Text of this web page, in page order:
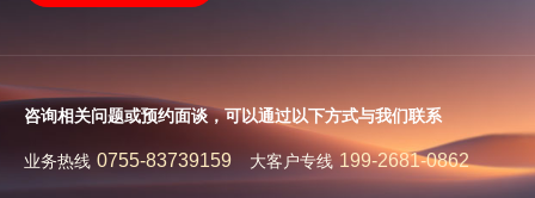
咨询相关问题或预约面谈，可以通过以下方式与我们联系
业务热线 0755-83739159 大客户专线 199-2681-0862